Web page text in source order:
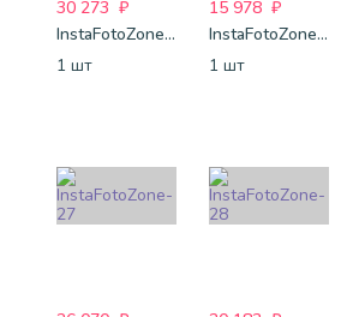
30 273 ₽
InstaFotoZone-22
1 шт
15 978 ₽
InstaFotoZone-24
1 шт